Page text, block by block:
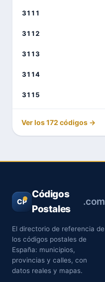
3111
3112
3113
3114
3115
Ver los 172 códigos →
CP
Códigos
Postales
.com
El directorio de referencia de
los códigos postales de
España: municipios,
provincias y calles, con
datos reales y mapas.